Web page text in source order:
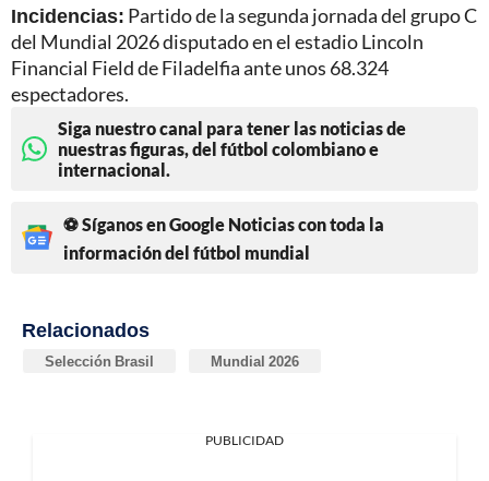
Incidencias: Partido de la segunda jornada del grupo C
del Mundial 2026 disputado en el estadio Lincoln
Financial Field de Filadelfia ante unos 68.324
espectadores.
Siga nuestro canal para tener las noticias de
nuestras figuras, del fútbol colombiano e
internacional.
⚽ Síganos en Google Noticias con toda la
información del fútbol mundial
Relacionados
Selección Brasil Mundial 2026
PUBLICIDAD